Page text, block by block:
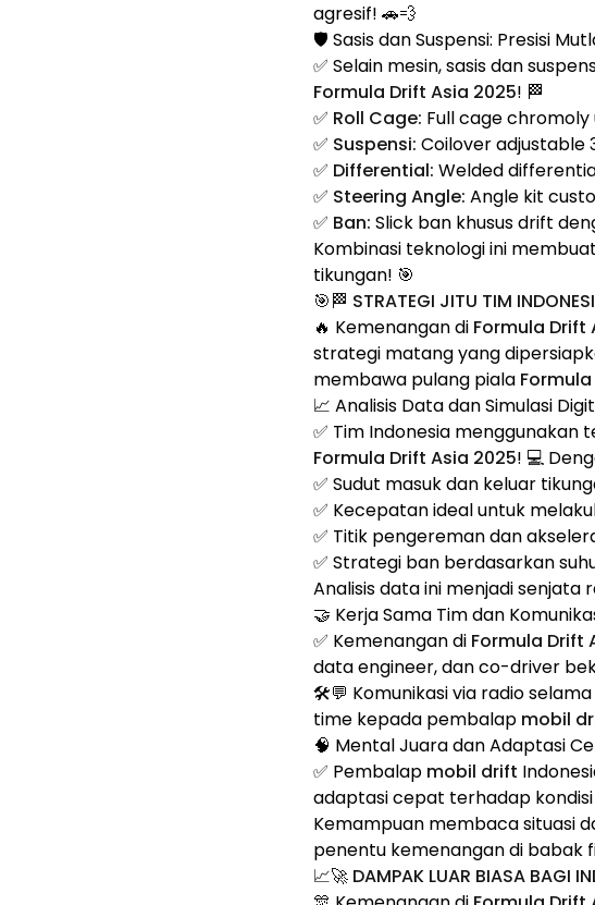
agresif! 🚗💨
🛡️ Sasis dan Suspensi: Presisi
✅ Selain mesin, sasis dan
Formula Drift Asia 2025! 🏁
✅ Roll Cage: Full cage
✅ Suspensi: Coilover adjustable
✅ Differential: Welded
✅ Steering Angle: Angle kit
✅ Ban: Slick ban khusus drift
Kombinasi teknologi ini membuat
tikungan! 🎯
🎯🏁 STRATEGI JITU TIM
🔥 Kemenangan di Formula Drift
strategi matang yang
membawa pulang piala
📈 Analisis Data dan Simulasi
✅ Tim Indonesia menggunakan
Formula Drift Asia 2025! 💻
✅ Sudut masuk dan keluar
✅ Kecepatan ideal untuk
✅ Titik pengereman dan
✅ Strategi ban berdasarkan
Analisis data ini menjadi senjata
🤝 Kerja Sama Tim dan
✅ Kemenangan di Formula Drift
data engineer, dan co-driver
🛠️💬 Komunikasi via radio
time kepada pembalap mobil
🧠 Mental Juara dan Adaptasi
✅ Pembalap mobil drift
adaptasi cepat terhadap
Kemampuan membaca situasi
penentu kemenangan di babak
📈🚀 DAMPAK LUAR BIASA BAGI